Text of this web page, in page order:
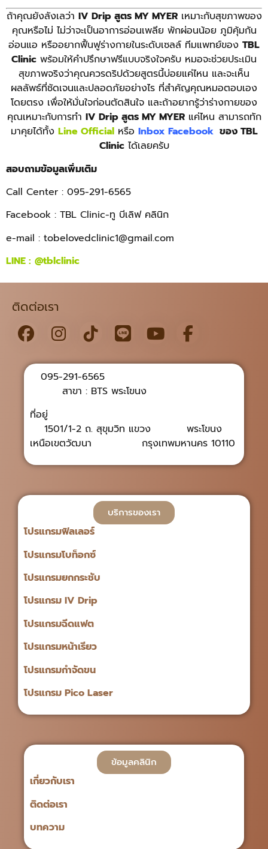
ถ้าคุณยังลังเลว่า IV Drip สูตร MY MYERเหมาะกับสุขภาพของ
คุณหรือไม่ ไม่ว่าจะเป็นอาการอ่อนเพลีย พักผ่อนน้อย ภูมิคุ้มกัน
อ่อนแอ หรืออยากฟื้นฟูร่างกายในระดับเซลล์ ทีมแพทย์ของ TBL
Clinic พร้อมให้คำปรึกษาฟรีแบบจริงใจครับ หมอจะช่วยประเมิน
สุขภาพจริงว่าคุณควรดริปด้วยสูตรนี้บ่อยแค่ไหน และจะเห็น
ผลลัพธ์ที่ชัดเจนและปลอดภัยอย่างไร ที่สำคัญคุณหมอตอบเอง
โดยตรง เพื่อให้มั่นใจก่อนตัดสินใจ และถ้าอยากรู้ว่าร่างกายของ
คุณเหมาะกับการทำ IV Drip สูตร MY MYERแค่ไหน สามารถทัก
มาคุยได้ทั้ง Line Officialหรือ Inbox Facebook ของ TBL
Clinicได้เลยครับ
สอบถามข้อมูลเพิ่มเติม
Call Center : 095-291-6565
Facebook : TBL Clinic-ทู บีเลิฟ คลินิก
e-mail : tobelovedclinic1@gmail.com
LINE : @tblclinic
ติดต่อเรา
095-291-6565
สาขา : BTS พระโขนง
ที่อยู่
1501/1-2 ถ. สุขุมวิท แขวง พระโขนง
เหนือเขตวัฒนา กรุงเทพมหานคร 10110
บริการของเรา
โปรแกรมฟิลเลอร์
โปรแกรมโบท็อกซ์
โปรแกรมยกกระชับ
โปรแกรม IV Drip
โปรแกรมฉีดแฟต
โปรแกรมหน้าเรียว
โปรแกรมกำจัดขน
โปรแกรม Pico Laser
ข้อมูลคลินิก
เกี่ยวกับเรา
ติดต่อเรา
บทความ